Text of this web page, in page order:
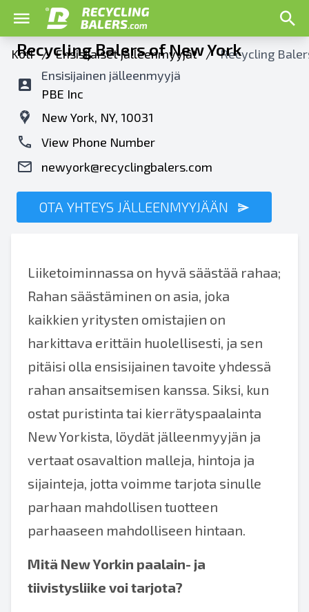
Koti / Ensisijaiset jälleenmyyjät / Recycling
Recycling Balers of New York
Ensisijainen jälleenmyyjä
PBE Inc
New York, NY, 10031
View Phone Number
newyork@recyclingbalers.com
OTA YHTEYS JÄLLEENMYYJÄÄN
Liiketoiminnassa on hyvä säästää rahaa;
Rahan säästäminen on asia, joka
kaikkien yritysten omistajien on
harkittava erittäin huolellisesti, ja sen
pitäisi olla ensisijainen tavoite yhdessä
rahan ansaitsemisen kanssa. Siksi, kun
ostat puristinta tai kierrätyspaalainta
New Yorkista, löydät jälleenmyyjän ja
vertaat osavaltion malleja, hintoja ja
sijainteja, jotta voimme tarjota sinulle
parhaan mahdollisen tuotteen
parhaaseen mahdolliseen hintaan.
Mitä New Yorkin paalain- ja
tiivistysliike voi tarjota?